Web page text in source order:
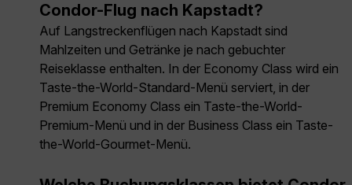
Condor-Flug nach Kapstadt?
Auf Langstreckenflügen nach Kapstadt sind
Mahlzeiten und Getränke je nach gebuchter
Reiseklasse enthalten. In der Economy Class wird ein
Taste-the-World-Standard-Menü serviert, in der
Premium Economy Class ein Taste-the-World-
Premium-Menü und in der Business Class ein Taste-
the-World-Gourmet-Menü.